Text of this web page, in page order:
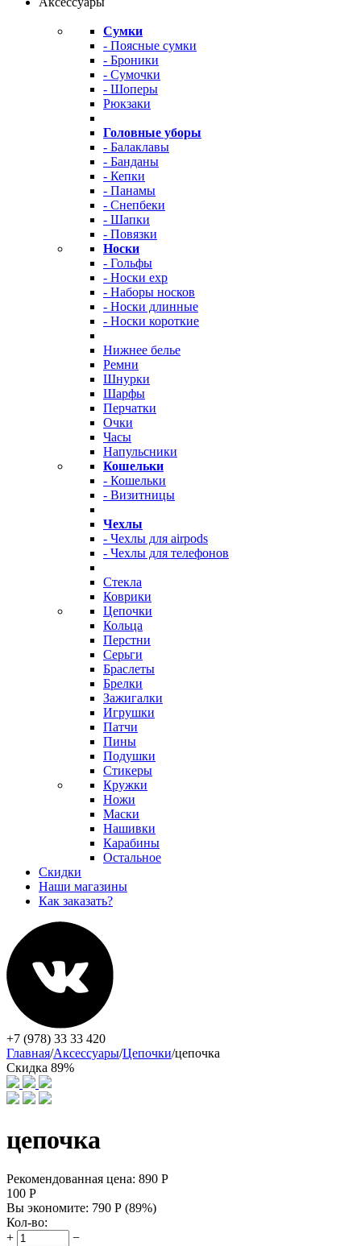
Сумки
- Поясные сумки
- Броники
- Сумочки
- Шоперы
Рюкзаки
Головные уборы
- Балаклавы
- Банданы
- Кепки
- Панамы
- Снепбеки
- Шапки
- Повязки
Носки
- Гольфы
- Носки exp
- Наборы носков
- Носки длинные
- Носки короткие
Нижнее белье
Ремни
Шнурки
Шарфы
Перчатки
Очки
Часы
Напульсники
Кошельки
- Кошельки
- Визитницы
Чехлы
- Чехлы для airpods
- Чехлы для телефонов
Стекла
Коврики
Цепочки
Кольца
Перстни
Серьги
Браслеты
Брелки
Зажигалки
Игрушки
Патчи
Пины
Подушки
Стикеры
Кружки
Ножи
Маски
Нашивки
Карабины
Остальное
Скидки
Наши магазины
Как заказать?
+7 (978) 33 33 420
Главная/Аксессуары/Цепочки/цепочка
Скидка 89%
цепочка
Рекомендованная цена: 890 Р
100 Р
Вы экономите: 790 Р (89%)
Кол-во:
+
−